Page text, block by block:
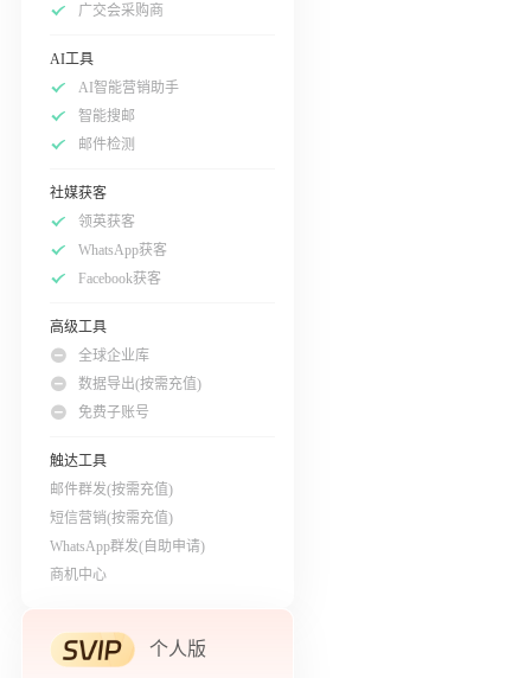
广交会采购商
AI工具
AI智能营销助手
智能搜邮
邮件检测
社媒获客
领英获客
WhatsApp获客
Facebook获客
高级工具
全球企业库
数据导出(按需充值)
免费子账号
触达工具
邮件群发(按需充值)
短信营销(按需充值)
WhatsApp群发(自助申请)
商机中心
个人版